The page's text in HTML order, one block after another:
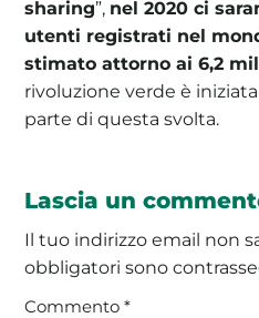
sharing”, nel 2020 ci
utenti registrati nel
stimato attorno ai 6,2
rivoluzione verde è
parte di questa svolta.
Lascia un
Il tuo indirizzo email non
obbligatori sono
Commento*